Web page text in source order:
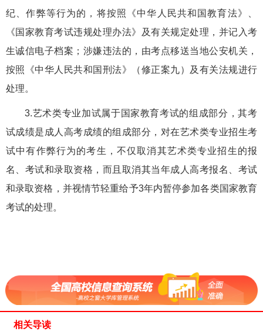
纪、作弊等行为的，将按照《中华人民共和国教育法》、
《国家教育考试违规处理办法》及有关规定处理，并记入考
生诚信电子档案；涉嫌违法的，由考点移送当地公安机关，
按照《中华人民共和国刑法》（修正案九）及有关法规进行
处理。
3.艺术类专业加试属于国家教育考试的组成部分，其考
试成绩是成人高考成绩的组成部分，对在艺术类专业招生考
试中有作弊行为的考生，不仅取消其艺术类专业招生的报
名、考试和录取资格，而且取消其当年成人高考报名、考试
和录取资格，并视情节轻重给予3年内暂停参加各类国家教育
考试的处理。
相关导读